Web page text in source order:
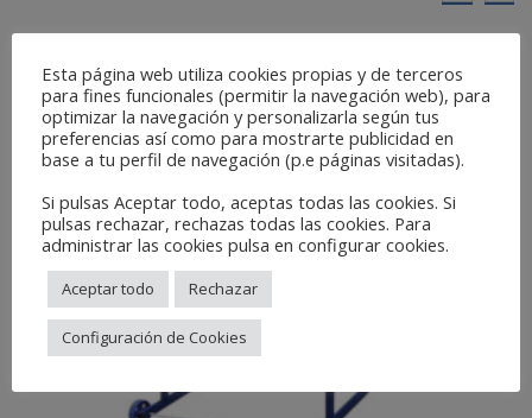
Esta página web utiliza cookies propias y de terceros
para fines funcionales (permitir la navegación web), para
optimizar la navegación y personalizarla según tus
preferencias así como para mostrarte publicidad en
base a tu perfil de navegación (p.e páginas visitadas).
Si pulsas Aceptar todo, aceptas todas las cookies. Si
pulsas rechazar, rechazas todas las cookies. Para
administrar las cookies pulsa en configurar cookies.
Aceptar todo Rechazar
Configuración de Cookies